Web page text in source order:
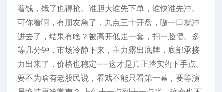
着钱，饿了也得抢。谁胆大谁先下单，谁快谁先冲。
可你看啊，有朋友急了，九点三十开盘，嗷一口就冲
进去了，结果有啥？被高开低走一套，扫一脸懵。多
等几分钟，市场冷静下来，主力露出底牌，底部承接
力出来了，价格也稳定——这才是真正踏实的下手点。
要不为啥有老股民说，看戏不能只看第一幕，要等演